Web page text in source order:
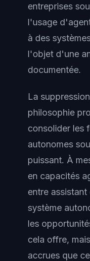
entreprises
l'usage
à des
l'objet d'une
documentée.
La
philosophie
consolider les
autonomes
puissant. À
en capacités
entre
système
les
cela offre,
accrues que